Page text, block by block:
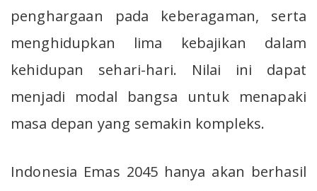
penghargaan pada keberagaman, serta
menghidupkan lima kebajikan dalam
kehidupan sehari-hari. Nilai ini dapat
menjadi modal bangsa untuk menapaki
masa depan yang semakin kompleks.
Indonesia Emas 2045 hanya akan berhasil